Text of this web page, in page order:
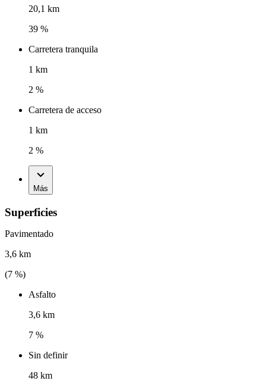
20,1 km
39 %
Carretera tranquila
1 km
2 %
Carretera de acceso
1 km
2 %
Más
Superficies
Pavimentado
3,6 km
(7 %)
Asfalto
3,6 km
7 %
Sin definir
48 km